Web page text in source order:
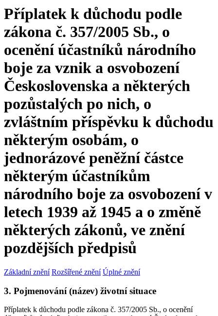
Příplatek k důchodu podle
zákona č. 357/2005 Sb., o
ocenění účastníků národního
boje za vznik a osvobození
Československa a některých
pozůstalých po nich, o
zvláštním příspěvku k důchodu
některým osobám, o
jednorázové peněžní částce
některým účastníkům
národního boje za osvobození v
letech 1939 až 1945 a o změně
některých zákonů, ve znění
pozdějších předpisů
Základní znění Rozšířené znění Úplné znění
3. Pojmenování (název) životní situace
Příplatek k důchodu podle zákona č. 357/2005 Sb., o ocenění